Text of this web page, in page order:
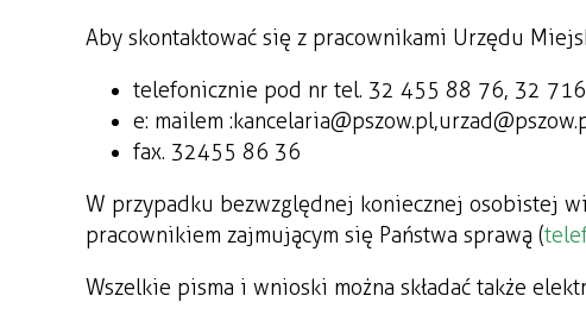
Aby skontaktować się z pracownikami Urzędu
telefonicznie pod nr tel. 32 455 88 76, 32
e: mailem : kancelaria@pszow.pl,
fax. 32 455 86 36
W przypadku bezwzględnej koniecznej osobistej
pracownikiem zajmującym się Państwa sprawą (
Wszelkie pisma i wnioski można składać także